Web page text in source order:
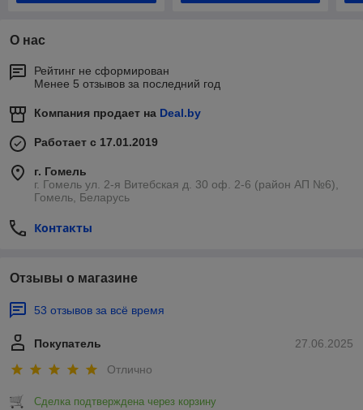
О нас
Рейтинг не сформирован
Менее 5 отзывов за последний год
Компания продает на Deal.by
Работает с 17.01.2019
г. Гомель
г. Гомель ул. 2-я Витебская д. 30 оф. 2-6 (район АП №6),
Гомель, Беларусь
Контакты
Отзывы о магазине
53 отзывов за всё время
27.06.2025
Покупатель
Отлично
Сделка подтверждена через корзину